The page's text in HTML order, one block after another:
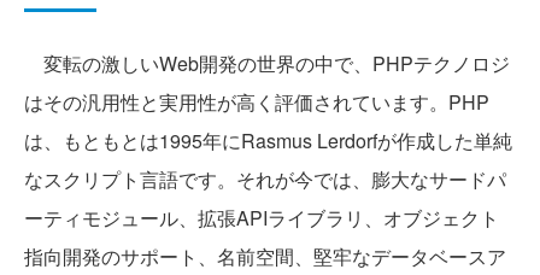
変転の激しいWeb開発の世界の中で、PHPテクノロジ
はその汎用性と実用性が高く評価されています。PHP
は、もともとは1995年にRasmus Lerdorfが作成した単純
なスクリプト言語です。それが今では、膨大なサードパ
ーティモジュール、拡張APIライブラリ、オブジェクト
指向開発のサポート、名前空間、堅牢なデータベースア